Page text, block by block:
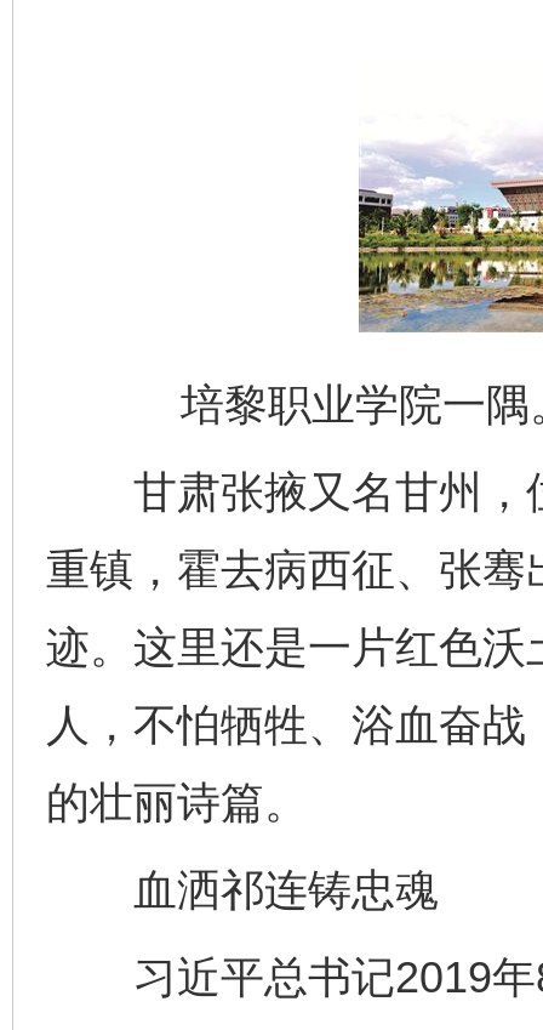
培黎职业学院一
甘肃张掖又名甘州，
重镇，霍去病西征、张
迹。这里还是一片红色
人，不怕牺牲、浴血奋
的壮丽诗篇。
血洒祁连铸忠魂
习近平总书记2019年8